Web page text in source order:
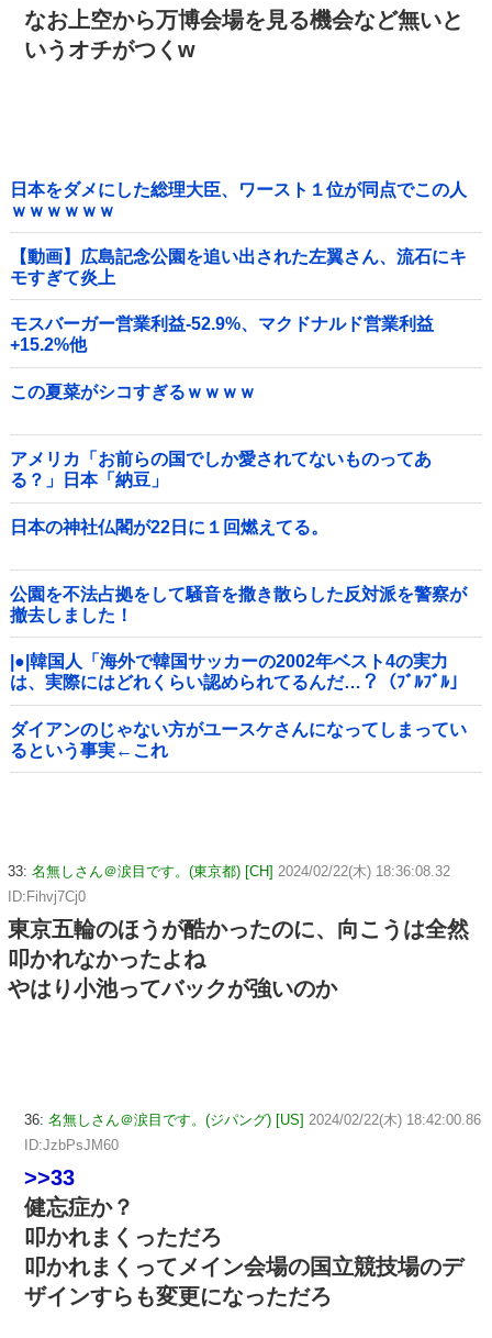
なお上空から万博会場を見る機会など無いと
いうオチがつくw
日本をダメにした総理大臣、ワースト１位が同点でこの人
ｗｗｗｗｗｗ
【動画】広島記念公園を追い出された左翼さん、流石にキ
モすぎて炎上
モスバーガー営業利益-52.9%、マクドナルド営業利益
+15.2%他
この夏菜がシコすぎるｗｗｗｗ
アメリカ「お前らの国でしか愛されてないものってあ
る？」日本「納豆」
日本の神社仏閣が22日に１回燃えてる。
公園を不法占拠をして騒音を撒き散らした反対派を警察が
撤去しました！
|●|韓国人「海外で韓国サッカーの2002年ベスト4の実力
は、実際にはどれくらい認められてるんだ…？（ﾌﾞﾙﾌﾞﾙ」
＝韓国の反応
ダイアンのじゃない方がユースケさんになってしまってい
るという事実←これ
33: 名無しさん＠涙目です。(東京都) [CH] 2024/02/22(木) 18:36:08.32
ID:Fihvj7Cj0
東京五輪のほうが酷かったのに、向こうは全然
叩かれなかったよね
やはり小池ってバックが強いのか
36: 名無しさん＠涙目です。(ジパング) [US] 2024/02/22(木) 18:42:00.86
ID:JzbPsJM60
>>33
健忘症か？
叩かれまくっただろ
叩かれまくってメイン会場の国立競技場のデ
ザインすらも変更になっただろ